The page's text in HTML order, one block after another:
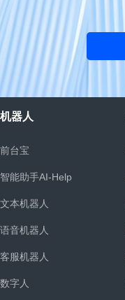
机器人
前台宝
智能助手AI-Help
文本机器人
语音机器人
客服机器人
数字人